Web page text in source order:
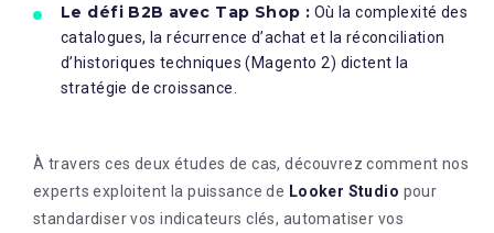
Le défi B2B avec Tap Shop : Où la complexité des
catalogues, la récurrence d’achat et la réconciliation
d’historiques techniques (Magento 2) dictent la
stratégie de croissance.
À travers ces deux études de cas, découvrez comment nos
experts exploitent la puissance de Looker Studio pour
standardiser vos indicateurs clés, automatiser vos